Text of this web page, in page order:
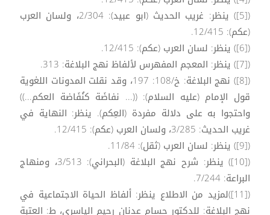
([5]) ينظر: غريب الحديث (ابو عبيد): 2/304، ولسان العرب
(عكم): 12/415.
([6]) ينظر: لسان العرب (عكم): 12/415.
([7]) ينظر: المعجم المفهرس لألفاظ نهج البلاغة: 313.
([8]) نهج البلاغة: خ/108: 197، وقد نقلت المدونات اللغوية
قول الإمام (عليه السلام): ((... نفاضَة كنُفَاضة العكم...))
واحتجوا به على دلالة مفردة (العِكم). ينظر: النهاية في
غريب الحديث: 3/285، ولسان العرب (عكم): 12/415.
([9]) ينظر: لسان العرب (ثقل): 11/84.
([10]) ينظر: شرح نهج البلاغة (البحراني): 3/513، ومنهاج
البراعة: 7/244.
([11])لمزيد من الاطلاع ينظر: ألفاظ الحياة الاجتماعية في
نهج البلاغة: للدكتور حسام عدنان رحيم الياسري، ط: العتبة